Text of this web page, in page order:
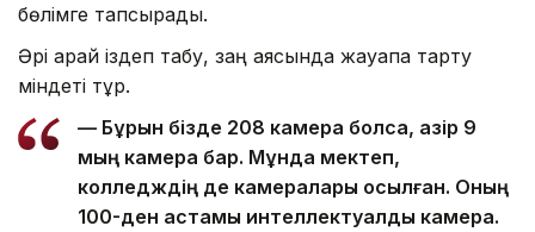
бөлімге тапсырады.
Әрі қарай іздеп табу, заң аясында жауапқа тарту
міндеті тұр.
— Бұрын бізде 208 камера болса, қазір 9
мың камера бар. Мұнда мектеп,
колледждің де камералары қосылған. Оның
100-ден астамы интеллектуалды камера.